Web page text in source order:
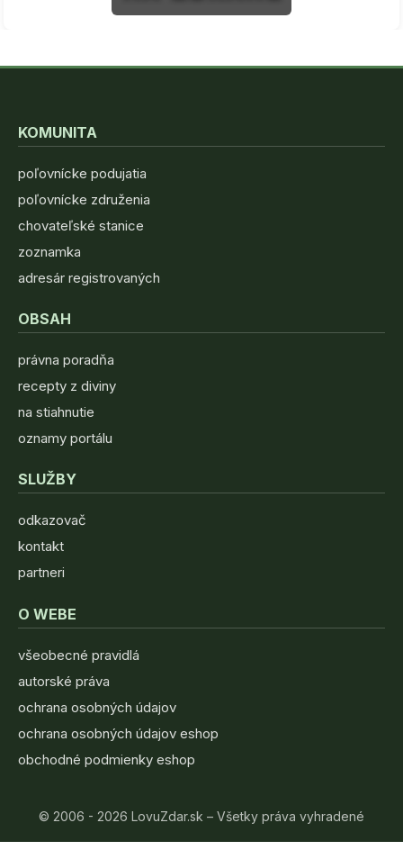
KOMUNITA
poľovnícke podujatia
poľovnícke združenia
chovateľské stanice
zoznamka
adresár registrovaných
OBSAH
právna poradňa
recepty z diviny
na stiahnutie
oznamy portálu
SLUŽBY
odkazovač
kontakt
partneri
O WEBE
všeobecné pravidlá
autorské práva
ochrana osobných údajov
ochrana osobných údajov eshop
obchodné podmienky eshop
© 2006 - 2026 LovuZdar.sk – Všetky práva vyhradené